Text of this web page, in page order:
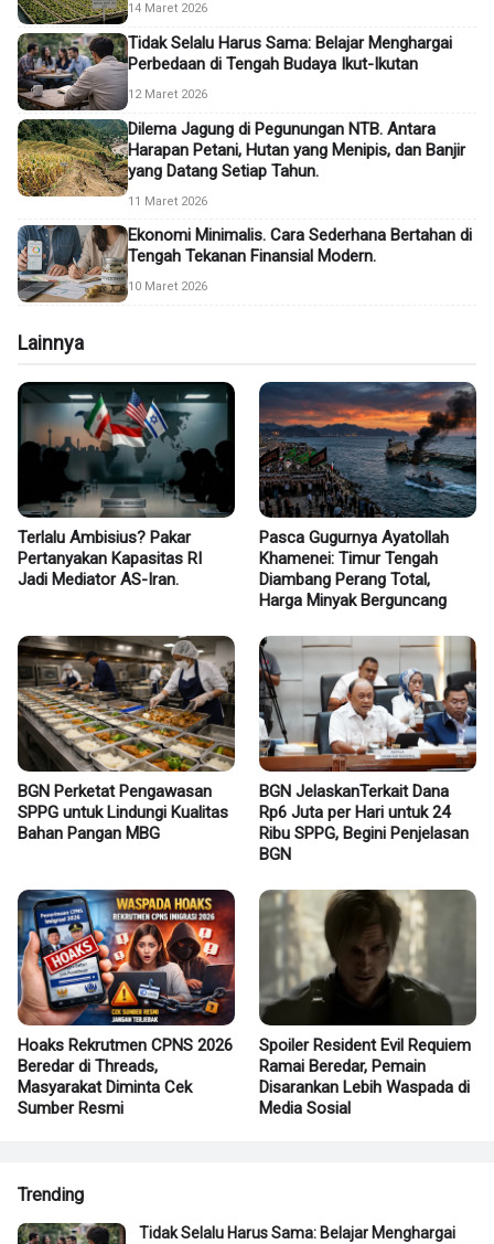
14 Maret 2026
Tidak Selalu Harus Sama: Belajar Menghargai
Perbedaan di Tengah Budaya Ikut-Ikutan
12 Maret 2026
Dilema Jagung di Pegunungan NTB. Antara
Harapan Petani, Hutan yang Menipis, dan Banjir
yang Datang Setiap Tahun.
11 Maret 2026
Ekonomi Minimalis. Cara Sederhana Bertahan di
Tengah Tekanan Finansial Modern.
10 Maret 2026
Lainnya
Terlalu Ambisius? Pakar
Pertanyakan Kapasitas RI
Jadi Mediator AS-Iran.
Pasca Gugurnya Ayatollah
Khamenei: Timur Tengah
Diambang Perang Total,
Harga Minyak Berguncang
BGN Perketat Pengawasan
SPPG untuk Lindungi Kualitas
Bahan Pangan MBG
BGN JelaskanTerkait Dana
Rp6 Juta per Hari untuk 24
Ribu SPPG, Begini Penjelasan
BGN
Hoaks Rekrutmen CPNS 2026
Beredar di Threads,
Masyarakat Diminta Cek
Sumber Resmi
Spoiler Resident Evil Requiem
Ramai Beredar, Pemain
Disarankan Lebih Waspada di
Media Sosial
Trending
Tidak Selalu Harus Sama: Belajar Menghargai